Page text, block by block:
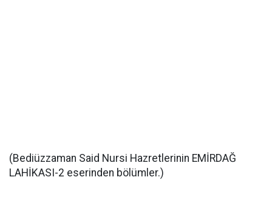
(Bediüzzaman Said Nursi Hazretlerinin EMİRDAĞ
LAHİKASI-2 eserinden bölümler.)